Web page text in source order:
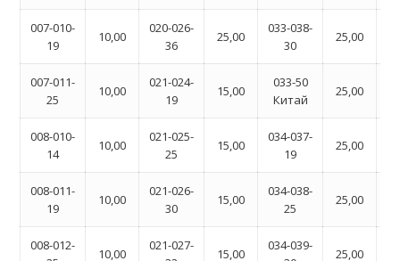
007-010-
19
10,00
020-026-
36
25,00
033-038-
30
25,00
007-011-
25
10,00
021-024-
19
15,00
033-50
Китай
25,00
008-010-
14
10,00
021-025-
25
15,00
034-037-
19
25,00
008-011-
19
10,00
021-026-
30
15,00
034-038-
25
25,00
008-012-
10,00
021-027-
15,00
034-039-
25,00